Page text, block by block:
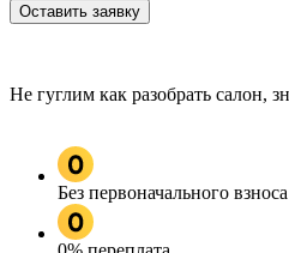
Оставить заявку
Не гуглим как разобрать салон,
Без первоначального взноса